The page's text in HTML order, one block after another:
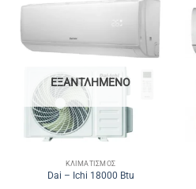
ΕΞΑΝΤΛΗΜΈΝΟ
ΚΛΙΜΑΤΙΣΜΌΣ
Dai – Ichi 18000 Btu